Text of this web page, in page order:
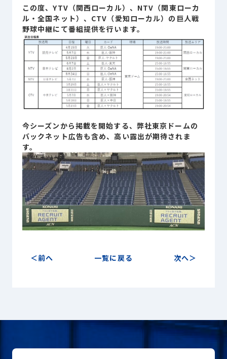
News
最新情報
Sustainability
サステナビリティ
Recruit
採用情報
group 商談中のお客様
mail お問い合わせ
© ACN Inc.
この度、YTV（関西ローカル）、NTV（関東ローカ
ル・全国ネット）、CTV（愛知ローカル）の巨人戦
野球中継にて番組提供を行います。
今シーズンから掲載を開始する、弊社東京ドームの
バックネット広告も含め、高い露出が期待されま
す。
前へ 一覧に戻る 次へ